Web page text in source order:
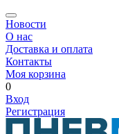
Новости
О нас
Доставка и оплата
Контакты
Моя корзина
0
Вход
Регистрация